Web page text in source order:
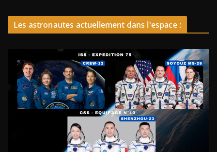
Les astronautes actuellement dans l'espace :